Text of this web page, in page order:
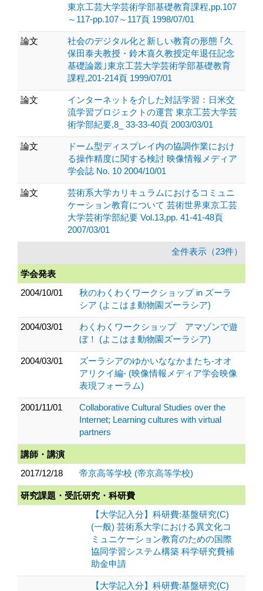
東京工芸大学芸術学部基礎教育課程,pp.107
～117-pp.107～117頁 1998/07/01
論文
社会のデジタル化と新しい教育の形態 ｢久
保田泰夫教授・鈴木喜久教授定年退任記念
基礎論叢｣東京工芸大学芸術学部基礎教育
課程,201-214頁 1999/07/01
論文
インターネットを介した対話学習：日米交
流学習プロジェクトの運営 東京工芸大学芸
術学部紀要,8_ 33-33-40頁 2003/03/01
論文
ドーム型ディスプレイ内の協調作業におけ
る操作精度に関する検討 映像情報メディア
学会誌 No. 10 2004/10/01
論文
芸術系大学カリキュラムにおけるコミュニ
ケーション教育について 芸術世界東京工芸
大学芸術学部紀要 Vol.13,pp. 41-41-48頁
2007/03/01
全件表示（23件）
学会発表
2004/10/01
秋のわくわくワークショップ in ズーラ
シア (よこはま動物園ズーラシア)
2004/03/01
わくわくワークショップ アマゾンで遊
ぼ！ (よこはま動物園ズーラシア)
2004/03/01
ズーラシアのゆかいななかまたち-オオ
アリクイ編- (映像情報メディア学会映像
表現フォーラム)
2001/11/01
Collaborative Cultural Studies over the
Internet; Learning cultures with virtual
partners
講師・講演
2017/12/18
帝京高等学校 (帝京高等学校)
研究課題・受託研究・科研費
【大学記入分】科研費:基盤研究(C)
(一般) 芸術系大学における異文化コ
ミュニケーション教育のための国際
協同学習システム構築 科学研究費補
助金申請
【大学記入分】科研費:基盤研究(C)